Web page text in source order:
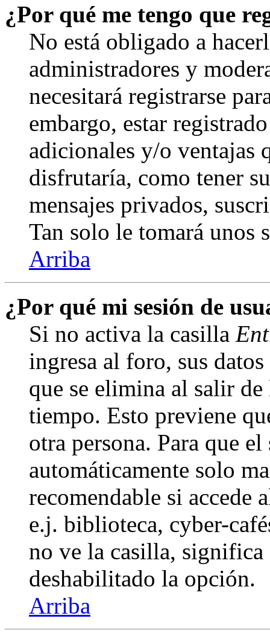
¿Por qué me tengo que
No está obligado a
administradores y
necesitará registrarse
embargo, estar
adicionales y/o ventajas
disfrutaría, como tener
mensajes privados,
Tan solo le tomará unos
Arriba
¿Por qué mi sesión de
Si no activa la casilla
ingresa al foro, sus
que se elimina al salir
tiempo. Esto previene
otra persona. Para que
automáticamente solo
recomendable si accede
e.j. biblioteca, cyber-
no ve la casilla,
deshabilitado la opción.
Arriba